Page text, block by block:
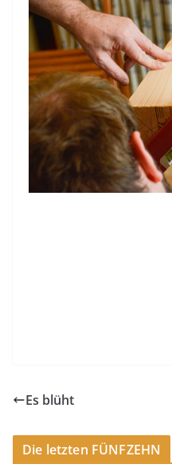
Es blüht
Die letzten FÜNFZEHN